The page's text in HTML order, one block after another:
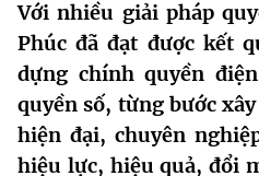
Chức năng nhiệm vụ
Cơ cấu tổ chức
Lịch sử phát triển
Tin tức sự kiện
Khoa học và Công nghệ
Đổi mới sáng tạo
Dịch vụ công
Hệ thống văn bản
MST IOFFICE
Với nhiều giải pháp
Phúc đã đạt được kết
dựng chính quyền
quyền số, từng bước
hiện đại, chuyên
hiệu lực, hiệu quả, đổi